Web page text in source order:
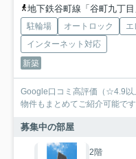
地下鉄谷町線「谷町九丁
駐輪場 オートロック エ
インターネット対応
新築
Google口コミ高評価（☆4.9以
物件もまとめてご紹介可能で
募集中の部屋
2階